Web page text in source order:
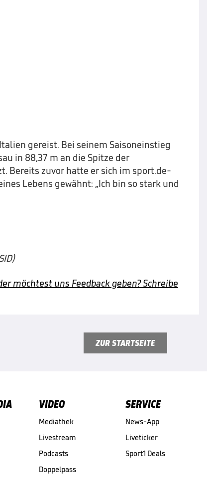
gereist. Bei seinem Saisoneinstieg
in 88,37 m an die Spitze der
Bereits zuvor hatte er sich im sport.de-
Lebens gewähnt: „Ich bin so stark und
möchtest uns Feedback geben? Schreibe
ZUR STARTSEITE
VIDEO
Mediathek
Livestream
Podcasts
Doppelpass
SERVICE
News-App
Liveticker
Sport1 Deals